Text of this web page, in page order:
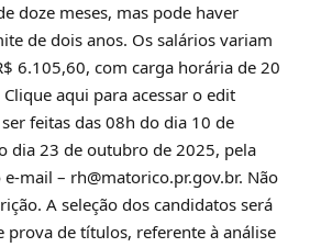
doze meses, mas pode haver
de dois anos. Os salários variam
6.105,60, com carga horária de 20
aqui para acessar o edit
feitas das 08h do dia 10 de
dia 23 de outubro de 2025, pela
mail – rh@matorico.pr.gov.br. Não
A seleção dos candidatos será
prova de títulos, referente à análise